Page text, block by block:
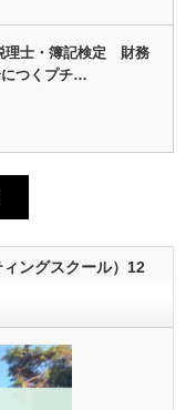
理士・簿記検定 財務
つくプチ…
ィングスクール）12